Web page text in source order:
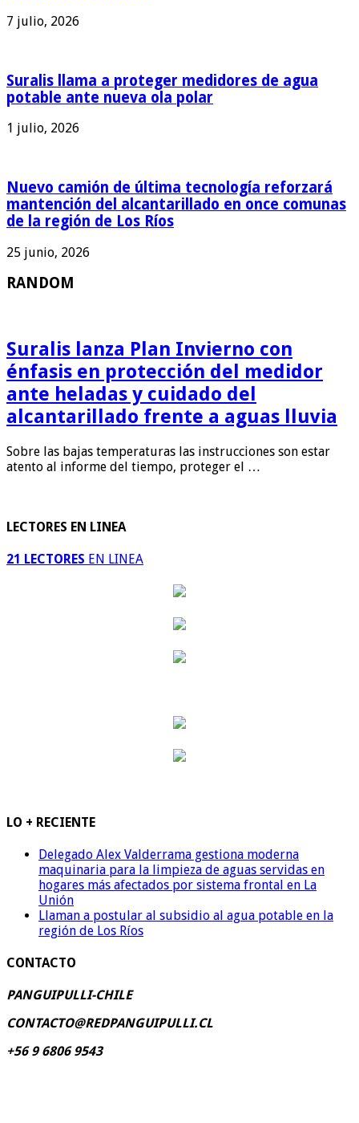
7 julio, 2026
Suralis llama a proteger medidores de agua
potable ante nueva ola polar
1 julio, 2026
Nuevo camión de última tecnología reforzará
mantención del alcantarillado en once comunas
de la región de Los Ríos
25 junio, 2026
RANDOM
Suralis lanza Plan Invierno con
énfasis en protección del medidor
ante heladas y cuidado del
alcantarillado frente a aguas lluvia
Sobre las bajas temperaturas las instrucciones son estar
atento al informe del tiempo, proteger el …
LECTORES EN LINEA
21 LECTORES EN LINEA
LO + RECIENTE
Delegado Alex Valderrama gestiona moderna
maquinaria para la limpieza de aguas servidas en
hogares más afectados por sistema frontal en La
Unión
Llaman a postular al subsidio al agua potable en la
región de Los Ríos
CONTACTO
PANGUIPULLI-CHILE
CONTACTO@REDPANGUIPULLI.CL
+56 9 6806 9543